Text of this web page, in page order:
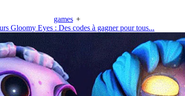
games +
Gloomy Eyes : Des codes à gagner pour tous...